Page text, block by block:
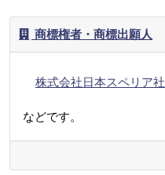
商標権者・商標出願人
株式会社日本スペリア社
などです。